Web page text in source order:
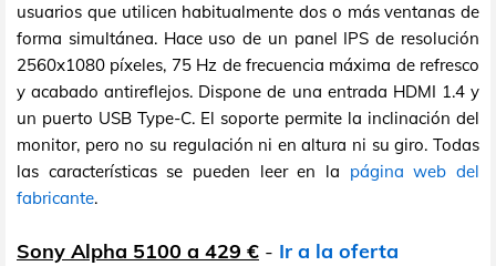
usuarios que utilicen habitualmente dos o más ventanas de
forma simultánea. Hace uso de un panel IPS de resolución
2560x1080 píxeles, 75 Hz de frecuencia máxima de refresco
y acabado antireflejos. Dispone de una entrada HDMI 1.4 y
un puerto USB Type-C. El soporte permite la inclinación del
monitor, pero no su regulación ni en altura ni su giro. Todas
las características se pueden leer en la página web del
fabricante.
Sony Alpha 5100 a 429 € - Ir a la oferta